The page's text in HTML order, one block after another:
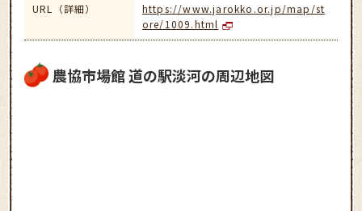
URL（詳細）
https://www.jarokko.or.jp/map/st
ore/1009.html
農協市場館 道の駅淡河の周辺地図